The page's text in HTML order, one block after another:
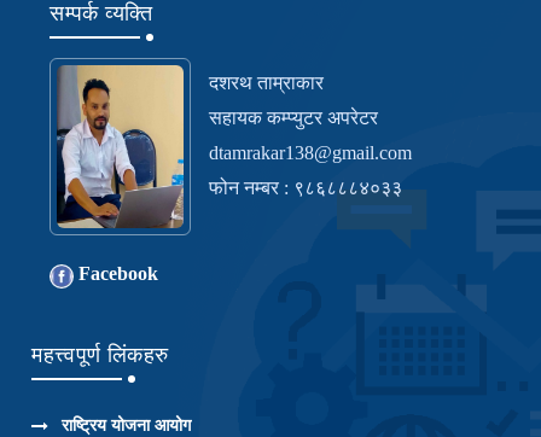
सम्पर्क व्यक्ति
दशरथ ताम्राकार
सहायक कम्प्युटर अपरेटर
dtamrakar138@gmail.com
फोन नम्बर : ९८६८८८४०३३
Facebook
महत्त्वपूर्ण लिंकहरु
राष्ट्रिय योजना आयोग